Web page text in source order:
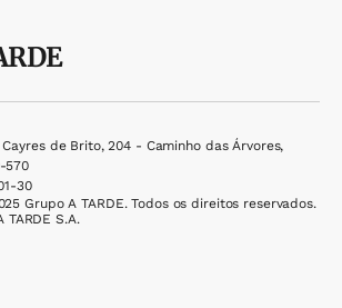
de Brito, 204 - Caminho das Árvores,
570
30
Grupo A TARDE. Todos os direitos reservados.
TARDE S.A.